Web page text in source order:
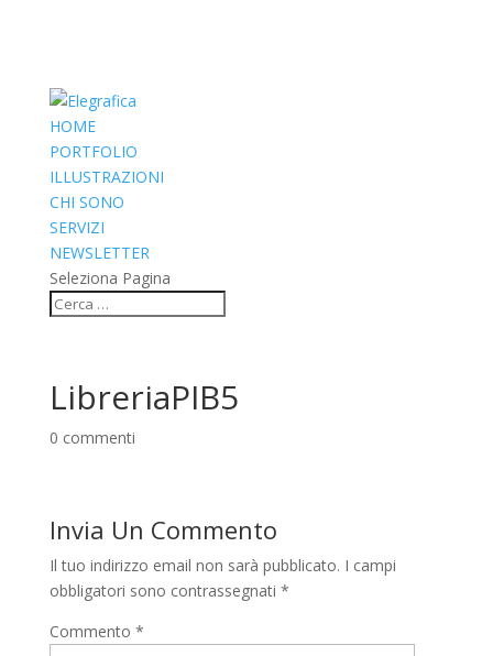
HOME
PORTFOLIO
ILLUSTRAZIONI
CHI SONO
SERVIZI
NEWSLETTER
Seleziona Pagina
LibreriaPIB5
0 commenti
Invia Un Commento
Il tuo indirizzo email non sarà pubblicato. I campi
obbligatori sono contrassegnati *
Commento *